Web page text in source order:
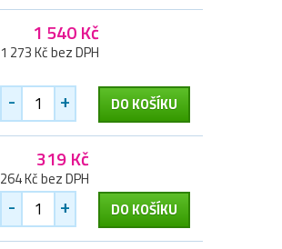
1 540 Kč
1 273 Kč bez DPH
- + DO KOŠÍKU
319 Kč
264 Kč bez DPH
- + DO KOŠÍKU